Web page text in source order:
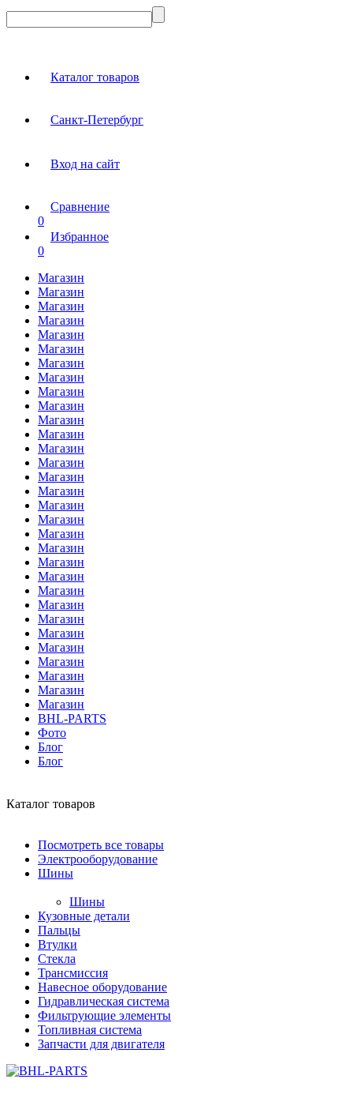
Каталог товаров
Санкт-Петербург
Вход на сайт
Сравнение
0
Избранное
0
Магазин
Магазин
Магазин
Магазин
Магазин
Магазин
Магазин
Магазин
Магазин
Магазин
Магазин
Магазин
Магазин
Магазин
Магазин
Магазин
Магазин
Магазин
Магазин
Магазин
Магазин
Магазин
Магазин
Магазин
Магазин
Магазин
Магазин
Магазин
Магазин
Магазин
Магазин
BHL-PARTS
Фото
Блог
Блог
Каталог товаров
Посмотреть все товары
Электрооборудование
Шины
Шины
Кузовные детали
Пальцы
Втулки
Стекла
Трансмиссия
Навесное оборудование
Гидравлическая система
Фильтрующие элементы
Топливная система
Запчасти для двигателя